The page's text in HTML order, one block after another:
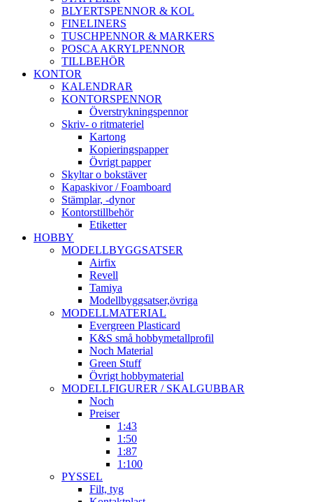
BLYERTSPENNOR & KOL
FINELINERS
TUSCHPENNOR & MARKERS
POSCA AKRYLPENNOR
TILLBEHÖR
KONTOR
KALENDRAR
KONTORSPENNOR
Överstrykningspennor
Skriv- o ritmateriel
Kartong
Kopieringspapper
Övrigt papper
Skyltar o bokstäver
Kapaskivor / Foamboard
Stämplar, -dynor
Kontorstillbehör
Etiketter
HOBBY
MODELLBYGGSATSER
Airfix
Revell
Tamiya
Modellbyggsatser,övriga
MODELLMATERIAL
Evergreen Plasticard
K&S små hobbymetallprofil
Noch Material
Green Stuff
Övrigt hobbymaterial
MODELLFIGURER / SKALGUBBAR
Noch
Preiser
1:43
1:50
1:87
1:100
PYSSEL
Filt, tyg